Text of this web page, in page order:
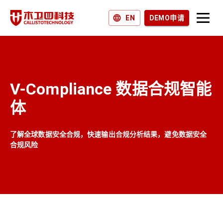
EN
DEMO申请
加入我们
新闻和博客
V-Compliance 数据合规智能
体
了解全球数据安全合规，快速输出合规分析结果，避免数据安全
合规风险